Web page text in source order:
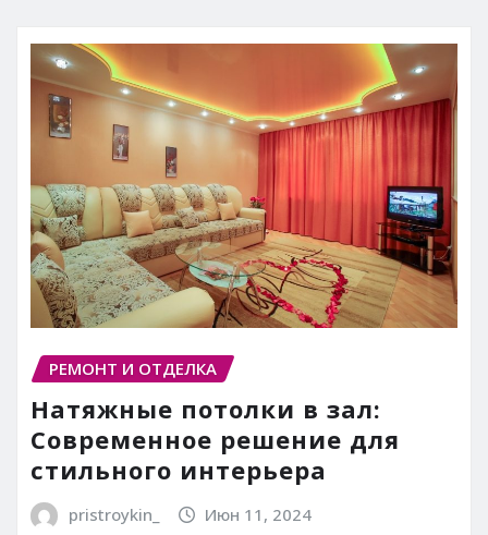
РЕМОНТ И ОТДЕЛКА
Натяжные потолки в зал:
Современное решение для
стильного интерьера
pristroykin_ Июн 11, 2024